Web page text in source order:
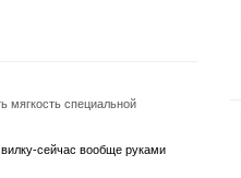
мягкость специальной
сейчас вообще руками